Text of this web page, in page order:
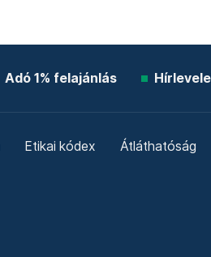
Adó 1% felajánlás
Etikai kódex Átláthatóság